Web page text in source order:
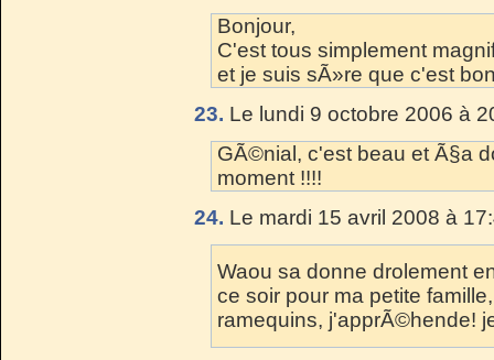
Bonjour,
C'est tous simplement
et je suis sÃ»re que c'est
23. Le lundi 9 octobre 2006 à
GÃ©nial, c'est beau et Ã§a
moment !!!!
24. Le mardi 15 avril 2008 à
Waou sa donne drolement
ce soir pour ma petite
ramequins, j'apprÃ©hende!